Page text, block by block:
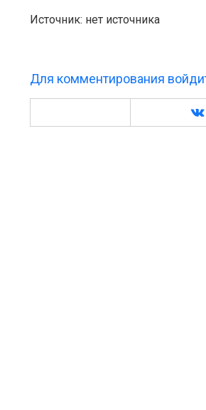
Источник: нет источника
Для комментирования